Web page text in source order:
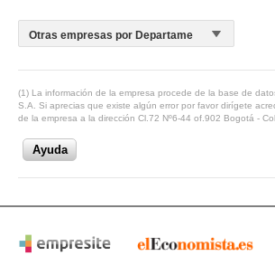
(1) La información de la empresa procede de la base de
S.A. Si aprecias que existe algún error por favor dirígete
de la empresa a la dirección Cl.72 Nº6-44 of.902 Bogotá -
Ayuda